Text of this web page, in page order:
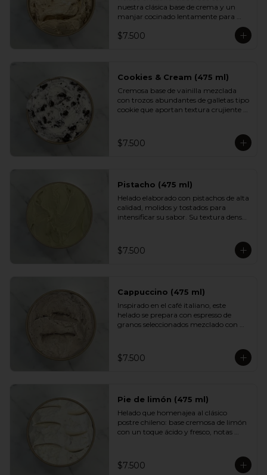
nuestra clásica base de crema y un
manjar cocinado lentamente para
abundantes trocitos de manjar que
aportan textura y un dulzor profundo
los chilenos.
$7.500
Cookies & Cream (475 ml)
Cremosa base de vainilla mezclada
con trozos abundantes de galletas tipo
cookie que aportan textura crujiente y
perfecto para los fanáticos de las
combinaciones cremosas y crocantes.
$7.500
Pistacho (475 ml)
Helado elaborado con pistachos de alta
calidad, molidos y tostados para
intensificar su sabor. Su textura densa
elegante, ideal para quienes prefieren
sabores más nobles y sofisticados.
$7.500
Cappuccino (475 ml)
Inspirado en el café italiano, este
helado se prepara con espresso de
granos seleccionados mezclado con
con un sabor profundo que encantará
a quienes disfrutan del buen café.
$7.500
Pie de limón (475 ml)
Helado que homenajea al clásico
postre chileno: base cremosa de limón
con un toque ácido y fresco, notas
Un sabor equilibrado, luminoso y muy
adictivo.
$7.500